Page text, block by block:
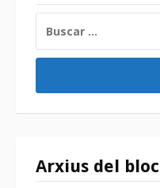
Arxius del bloc